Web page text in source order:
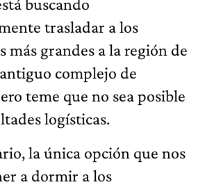
trasladar a los
más grandes a la región de
complejo de
teme que no sea posible
logísticas.
la única opción que nos
a dormir a los